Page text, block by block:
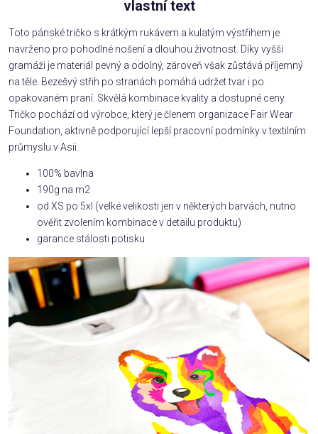
vlastní text
Toto pánské tričko s krátkým rukávem a kulatým výstřihem je
navrženo pro pohodlné nošení a dlouhou životnost. Díky vyšší
gramáži je materiál pevný a odolný, zároveň však zůstává příjemný
na těle. Bezešvý střih po stranách pomáhá udržet tvar i po
opakovaném praní. Skvělá kombinace kvality a dostupné ceny.
Tričko pochází od výrobce, který je členem organizace Fair Wear
Foundation, aktivně podporující lepší pracovní podmínky v textilním
průmyslu v Asii.
100% bavlna
190g na m2
od XS po 5xl (velké velikosti jen v některých barvách, nutno
ověřit zvolením kombinace v detailu produktu)
garance stálosti potisku